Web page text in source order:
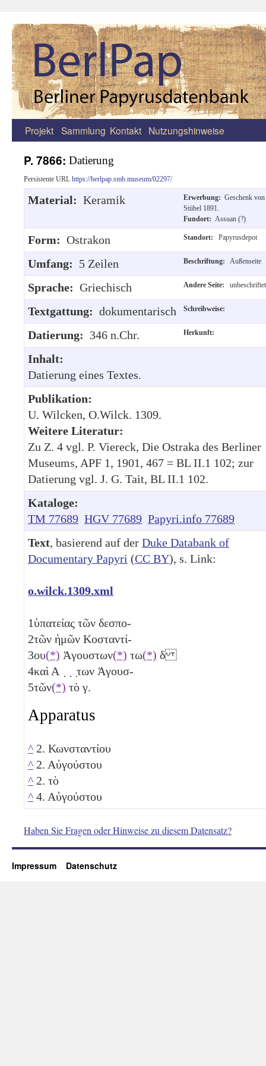
Zum
springen
Projekt Sammlung Kontakt Nutzungshinweise
P. 7866: Datierung
Persistente URL https://berlpap.smb.museum/02297/
Material: Keramik Erwerbung: Geschenk von
Stübel 1891.
Fundort: Assuan (?)
Form: Ostrakon Standort: Papyrusdepot
Umfang: 5 Zeilen Beschriftung: Außenseite
Sprache: Griechisch Andere Seite: unbeschriftet
Textgattung: dokumentarisch Schreibweise:
Datierung: 346 n.Chr. Herkunft:
Inhalt:
Datierung eines Textes.
Publikation:
U. Wilcken, O.Wilck. 1309.
Weitere Literatur:
Zu Z. 4 vgl. P. Viereck, Die Ostraka des Berliner
Museums, APF 1, 1901, 467 = BL II.1 102; zur
Datierung vgl. J. G. Tait, BL II.1 102.
Kataloge:
TM 77689 HGV 77689 Papyri.info 77689
Text, basierend auf der Duke Databank of
Documentary Papyri (CC BY), s. Link:
o.wilck.1309.xml
1ὑπατείας τῶν δεσπο-
2τῶν ἡμῶν Κοσταντί-
3ου(*) Ἀγουστων(*) τω(*) δ
4καὶ Α ̣ ̣ ̣των Ἀγουσ-
5τῶν(*) τὸ γ.
Apparatus
^ 2. Κωνσταντίου
^ 2. Αὐγούστου
^ 2. τὸ
^ 4. Αὐγούστου
Haben Sie Fragen oder Hinweise zu diesem Datensatz?
Impressum Datenschutz